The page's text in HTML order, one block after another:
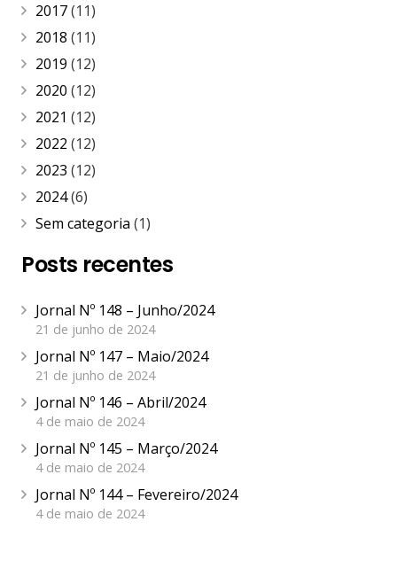
2017(11)
2018 (11)
2019 (12)
2020 (12)
2021 (12)
2022 (12)
2023 (12)
2024(6)
Sem categoria (1)
Posts recentes
Jornal Nº 148 – Junho/2024
21 de junho de 2024
Jornal Nº 147 – Maio/2024
21 de junho de 2024
Jornal Nº 146 – Abril/2024
4 de maio de 2024
Jornal Nº 145 – Março/2024
4 de maio de 2024
Jornal Nº 144 – Fevereiro/2024
4 de maio de 2024